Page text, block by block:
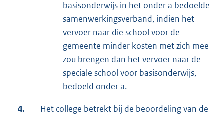
basisonderwijs in het onder a bedoelde
samenwerkingsverband, indien het
vervoer naar die school voor de
gemeente minder kosten met zich mee
zou brengen dan het vervoer naar de
speciale school voor basisonderwijs,
bedoeld onder a.
4.
Het college betrekt bij de beoordeling van de